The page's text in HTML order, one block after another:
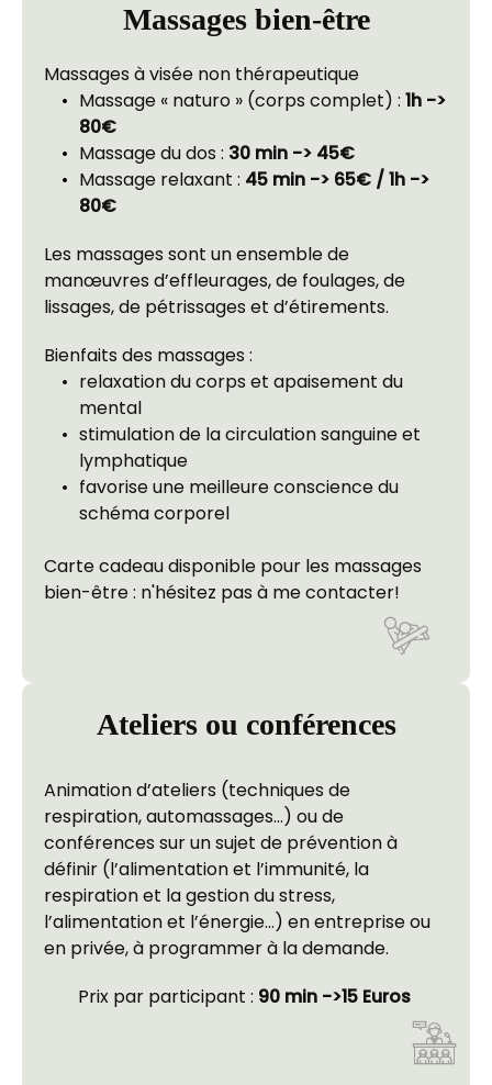
Massages bien-être
Massages à visée non thérapeutique
Massage « naturo » (corps complet) : 1h ->
80€
Massage du dos : 30 min -> 45€
Massage relaxant : 45 min -> 65€ / 1h ->
80€
Les massages sont un ensemble de
manœuvres d’effleurages, de foulages, de
lissages, de pétrissages et d’étirements.
Bienfaits des massages :
relaxation du corps et apaisement du
mental
stimulation de la circulation sanguine et
lymphatique
favorise une meilleure conscience du
schéma corporel
Carte cadeau disponible pour les massages
bien-être : n'hésitez pas à me contacter!
Ateliers ou conférences
Animation d’ateliers (techniques de
respiration, automassages…) ou de
conférences sur un sujet de prévention à
définir (l’alimentation et l’immunité, la
respiration et la gestion du stress,
l’alimentation et l’énergie…) en entreprise ou
en privée, à programmer à la demande.
Prix par participant : 90 min ->15 Euros